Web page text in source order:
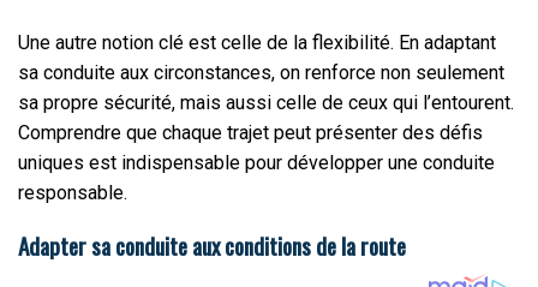
Une autre notion clé est celle de la flexibilité. En adaptant
sa conduite aux circonstances, on renforce non seulement
sa propre sécurité, mais aussi celle de ceux qui l’entourent.
Comprendre que chaque trajet peut présenter des défis
uniques est indispensable pour développer une conduite
responsable.
Adapter sa conduite aux conditions de la route